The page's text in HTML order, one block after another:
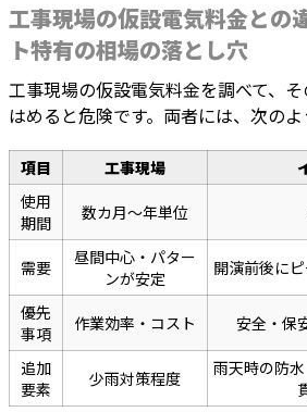
工事現場の仮設電気料金との
ト特有の相場の落とし穴
工事現場の仮設電気料金を調べて、
はめると危険です。両者には、次のよ
項目 工事現場
使用
期間
数カ月〜年単位
需要
昼間中心・パター
ンが安定
開演前後に
優先
事項
作業効率・コスト 安全・保
追加
要素
少雨対策程度
雨天時の防